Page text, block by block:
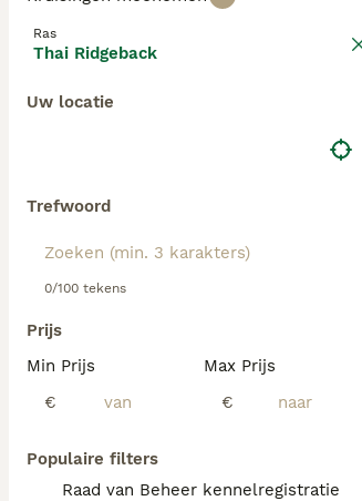
Ras
Thai Ridgeback
Uw locatie
Trefwoord
0/100 tekens
Prijs
Min Prijs
€
Max Prijs
€
Populaire filters
Raad van Beheer kennelregistratie